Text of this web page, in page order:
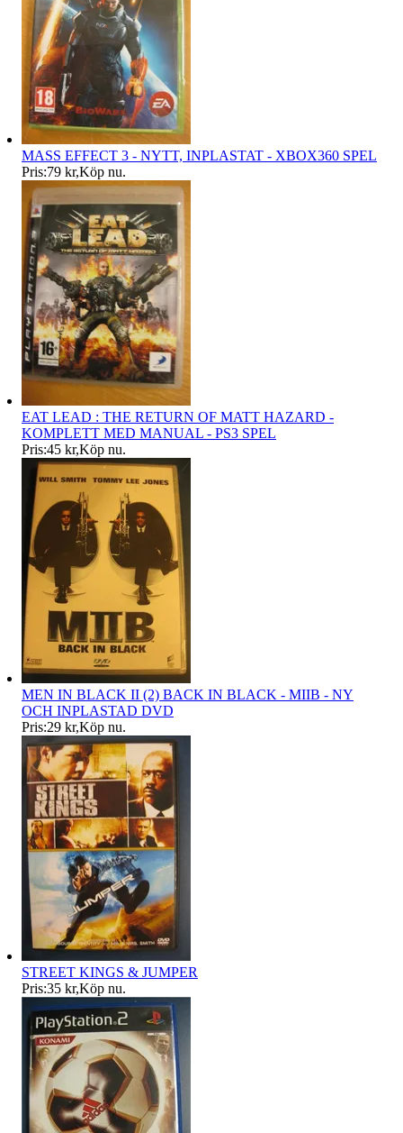
MASS EFFECT 3 - NYTT, INPLASTAT - XBOX360 SPEL
Pris:79 kr,Köp nu.
EAT LEAD : THE RETURN OF MATT HAZARD -
KOMPLETT MED MANUAL - PS3 SPEL
Pris:45 kr,Köp nu.
MEN IN BLACK II (2) BACK IN BLACK - MIIB - NY
OCH INPLASTAD DVD
Pris:29 kr,Köp nu.
STREET KINGS & JUMPER
Pris:35 kr,Köp nu.